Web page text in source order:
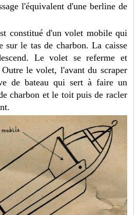
l'équivalent d'une berline de
constitué d'un volet mobile qui
sur le tas de charbon. La caisse
Le volet se referme et
le volet, l'avant du scraper
de bateau qui sert à faire un
charbon et le toit puis de racler